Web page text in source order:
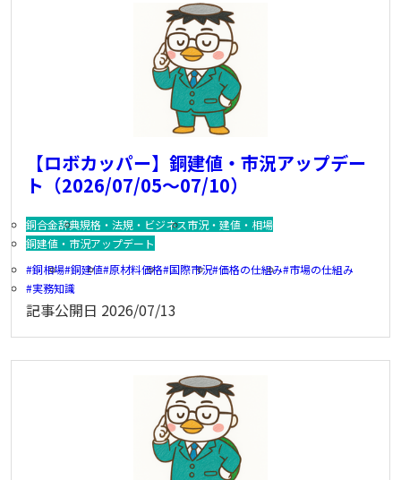
【ロボカッパー】銅建値・市況アップデー
ト（2026/07/05～07/10）
銅合金辞典規格・法規・ビジネス市況・建値・相場
銅建値・市況アップデート
銅相場 銅建値 原材料価格 国際市況 価格の仕組み 市場の仕組み
実務知識
記事公開日 2026/07/13